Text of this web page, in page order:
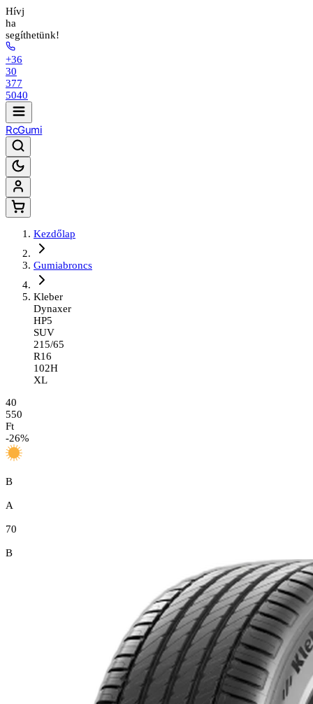
Hívj
ha
segíthetünk!
+36
30
377
5040
RcGumi
Kezdőlap
Gumiabroncs
Kleber
Dynaxer
HP5
SUV
215/65
R16
102H
XL
40
550
Ft
-26%
B
A
70
B